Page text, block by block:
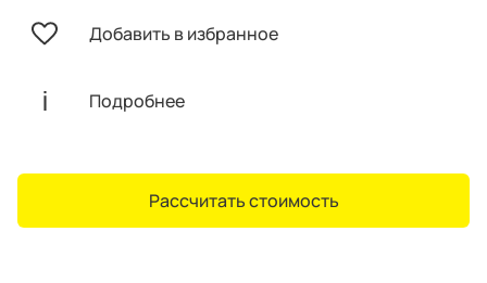
О компании
клиентам
Добавить в избранное
Подробнее
Рассчитать стоимость